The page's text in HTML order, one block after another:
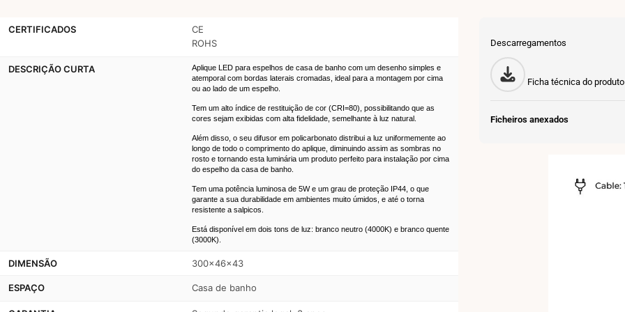
CERTIFICADOS
CE
ROHS
DESCRIÇÃO CURTA
Aplique LED para espelhos de casa de banho com um desenho simples e
atemporal com bordas laterais cromadas, ideal para a montagem por cima
ou ao lado de um espelho.
Tem um alto índice de restituição de cor (CRI=80), possibilitando que as
cores sejam exibidas com alta fidelidade, semelhante à luz natural.
Além disso, o seu difusor em policarbonato distribui a luz uniformemente ao
longo de todo o comprimento do aplique, diminuindo assim as sombras no
rosto e tornando esta luminária um produto perfeito para instalação por cima
do espelho da casa de banho.
Tem uma potência luminosa de 5W e um grau de proteção IP44, o que
garante a sua durabilidade em ambientes muito úmidos, e até o torna
resistente a salpicos.
Está disponível em dois tons de luz: branco neutro (4000K) e branco quente
(3000K).
DIMENSÃO 300x46x43
ESPAÇO Casa de banho
Descarregamentos
Ficha técnica do produto
Ficheiros anexados